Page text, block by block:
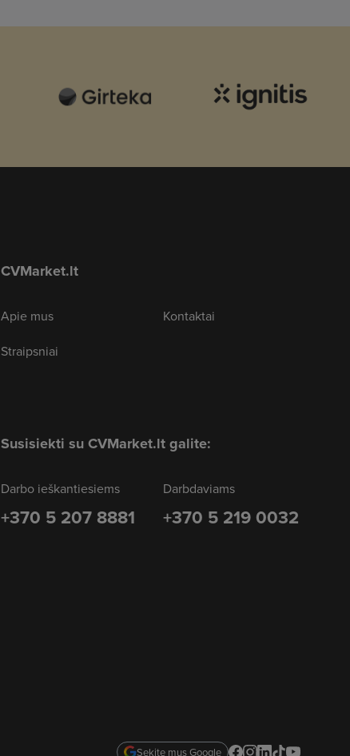
CVMarket.lt
Apie mus
Straipsniai
Kontaktai
Susisiekti su CVMarket.lt galite:
Darbo ieškantiesiems
+370 5 207 8881
Darbdaviams
+370 5 219 0032
Sekite mus Google